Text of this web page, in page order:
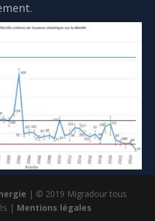
| © 2019 Migradour tous
| Mentions légales